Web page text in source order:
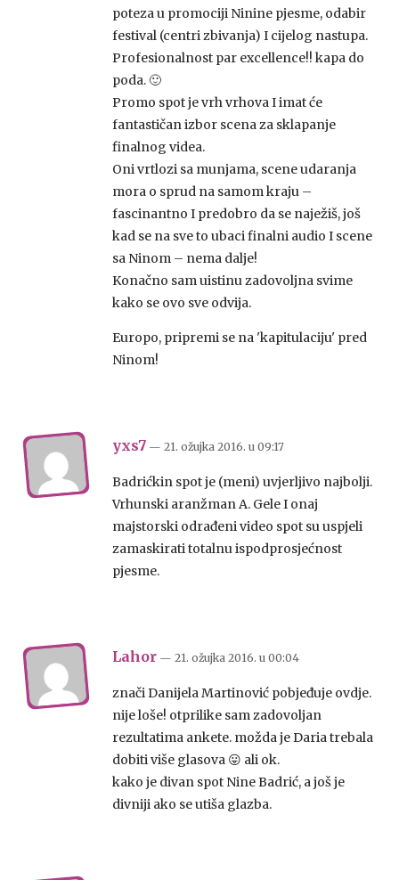
poteza u promociji Ninine pjesme, odabir
festival (centri zbivanja) I cijelog nastupa.
Profesionalnost par excellence!! kapa do
poda. 🙂
Promo spot je vrh vrhova I imat će
fantastičan izbor scena za sklapanje
finalnog videa.
Oni vrtlozi sa munjama, scene udaranja
mora o sprud na samom kraju –
fascinantno I predobro da se naježiš, još
kad se na sve to ubaci finalni audio I scene
sa Ninom – nema dalje!
Konačno sam uistinu zadovoljna svime
kako se ovo sve odvija.
Europo, pripremi se na 'kapitulaciju' pred
Ninom!
yxs7 — 21. ožujka 2016. u 09:17
Badrićkin spot je (meni) uvjerljivo najbolji.
Vrhunski aranžman A. Gele I onaj
majstorski odrađeni video spot su uspjeli
zamaskirati totalnu ispodprosjećnost
pjesme.
Lahor — 21. ožujka 2016. u 00:04
znači Danijela Martinović pobjeđuje ovdje.
nije loše! otprilike sam zadovoljan
rezultatima ankete. možda je Daria trebala
dobiti više glasova 😛 ali ok.
kako je divan spot Nine Badrić, a još je
divniji ako se utiša glazba.